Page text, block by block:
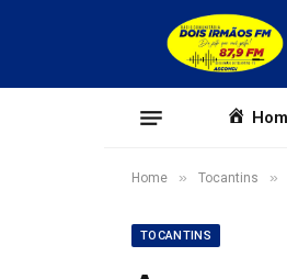
Home » Tocantins »
TOCANTINS